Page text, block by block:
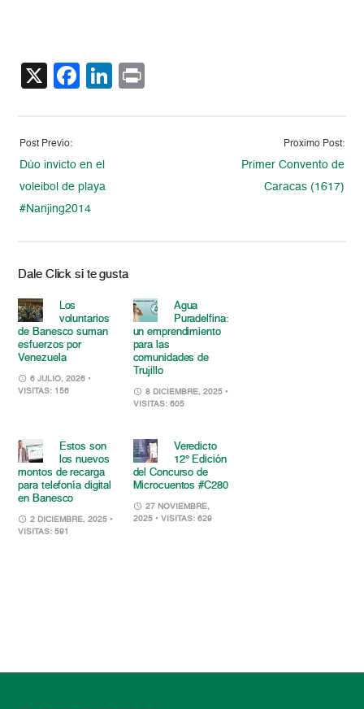
X Facebook
LinkedIn
Post Previo:
Dúo invicto en el
voleibol de playa
#Nanjing2014
Proximo Post:
Primer Convento de
Caracas (1617)
Dale Click si te gusta
Los
voluntarios
de Banesco suman
esfuerzos por
Venezuela
6 JULIO, 2026 •
VISITAS: 156
Agua
Puradelfina:
un emprendimiento
para las
comunidades de
Trujillo
8 DICIEMBRE, 2025 •
VISITAS: 605
Estos son
los nuevos
montos de recarga
para telefonía digital
en Banesco
2 DICIEMBRE, 2025 •
VISITAS: 591
Veredicto
12° Edición
del Concurso de
Microcuentos #C280
27 NOVIEMBRE,
2025 • VISITAS: 629